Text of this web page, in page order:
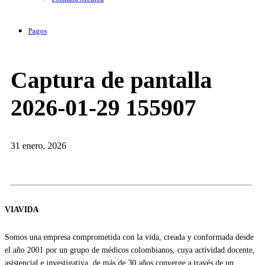
Pagos
Captura de pantalla
2026-01-29 155907
31 enero, 2026
VIAVIDA
Somos una empresa comprometida con la vida, creada y conformada desde
el año 2001 por un grupo de médicos colombianos, cuya actividad docente,
asistencial e investigativa, de más de 30 años converge a través de un